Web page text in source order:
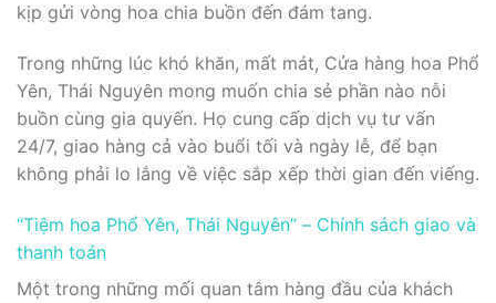
kịp gửi vòng hoa chia buồn đến đám tang.
Trong những lúc khó khăn, mất mát, Cửa hàng hoa Phổ
Yên, Thái Nguyên mong muốn chia sẻ phần nào nỗi
buồn cùng gia quyến. Họ cung cấp dịch vụ tư vấn
24/7, giao hàng cả vào buổi tối và ngày lễ, để bạn
không phải lo lắng về việc sắp xếp thời gian đến viếng.
“Tiệm hoa Phổ Yên, Thái Nguyên” – Chính sách giao và
thanh toán
Một trong những mối quan tâm hàng đầu của khách